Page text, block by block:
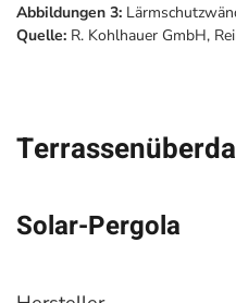
Abbildungen 3:
Quelle: R. Kohlhauer GmbH,
Solar-Pergola